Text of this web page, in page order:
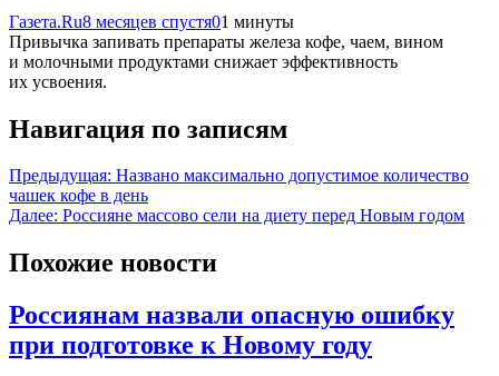
Газета.Ru8 месяцев спустя01 минуты
Привычка запивать препараты железа кофе, чаем, вином
и молочными продуктами снижает эффективность
их усвоения.
Навигация по записям
Предыдущая: Названо максимально допустимое количество
чашек кофе в день
Далее: Россияне массово сели на диету перед Новым годом
Похожие новости
Россиянам назвали опасную ошибку
при подготовке к Новому году